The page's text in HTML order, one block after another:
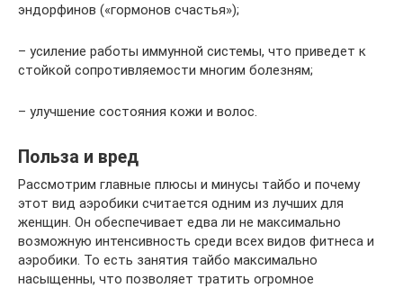
эндорфинов («гормонов счастья»);
– усиление работы иммунной системы, что приведет к
стойкой сопротивляемости многим болезням;
– улучшение состояния кожи и волос.
Польза и вред
Рассмотрим главные плюсы и минусы тайбо и почему
этот вид аэробики считается одним из лучших для
женщин. Он обеспечивает едва ли не максимально
возможную интенсивность среди всех видов фитнеса и
аэробики. То есть занятия тайбо максимально
насыщенны, что позволяет тратить огромное